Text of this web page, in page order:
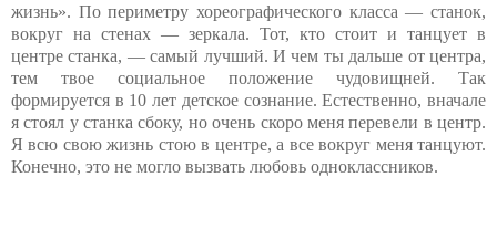
жизнь». По периметру хореографического класса — станок,
вокруг на стенах — зеркала. Тот, кто стоит и танцует в
центре станка, — самый лучший. И чем ты дальше от центра,
тем твое социальное положение чудовищней. Так
формируется в 10 лет детское сознание. Естественно, вначале
я стоял у станка сбоку, но очень скоро меня перевели в центр.
Я всю свою жизнь стою в центре, а все вокруг меня танцуют.
Конечно, это не могло вызвать любовь одноклассников.